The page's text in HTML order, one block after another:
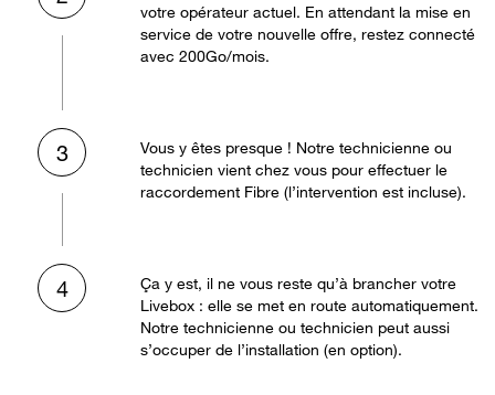
votre opérateur actuel. En attendant la mise en
service de votre nouvelle offre, restez connecté
avec 200Go/mois.
3
Vous y êtes presque ! Notre technicienne ou
technicien vient chez vous pour effectuer le
raccordement Fibre (l’intervention est incluse).
4
Ça y est, il ne vous reste qu’à brancher votre
Livebox : elle se met en route automatiquement.
Notre technicienne ou technicien peut aussi
s’occuper de l’installation (en option).